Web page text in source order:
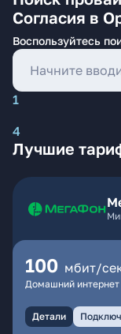
Согласия в
Воспользуйтесь
1
4
Лучшие
100 мбит/
Домашний интернет
Детали